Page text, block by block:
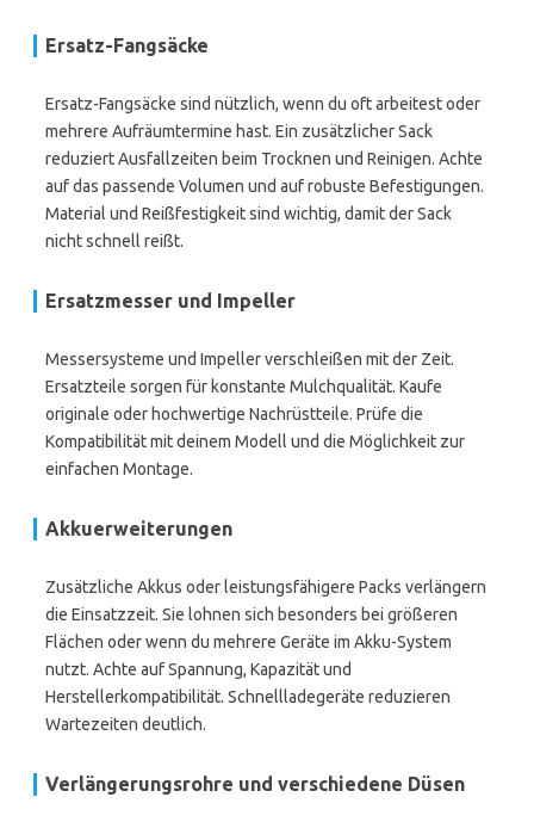
Ersatz-Fangsäcke
Ersatz-Fangsäcke sind nützlich, wenn du oft arbeitest oder
mehrere Aufräumtermine hast. Ein zusätzlicher Sack
reduziert Ausfallzeiten beim Trocknen und Reinigen. Achte
auf das passende Volumen und auf robuste Befestigungen.
Material und Reißfestigkeit sind wichtig, damit der Sack
nicht schnell reißt.
Ersatzmesser und Impeller
Messersysteme und Impeller verschleißen mit der Zeit.
Ersatzteile sorgen für konstante Mulchqualität. Kaufe
originale oder hochwertige Nachrüstteile. Prüfe die
Kompatibilität mit deinem Modell und die Möglichkeit zur
einfachen Montage.
Akkuerweiterungen
Zusätzliche Akkus oder leistungsfähigere Packs verlängern
die Einsatzzeit. Sie lohnen sich besonders bei größeren
Flächen oder wenn du mehrere Geräte im Akku-System
nutzt. Achte auf Spannung, Kapazität und
Herstellerkompatibilität. Schnellladegeräte reduzieren
Wartezeiten deutlich.
Verlängerungsrohre und verschiedene Düsen